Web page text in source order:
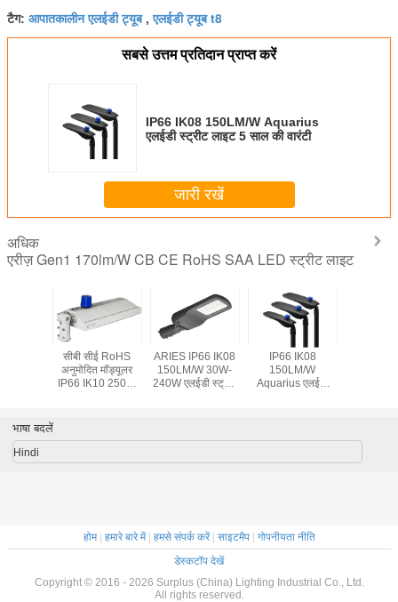
टैग: आपातकालीन एलईडी ट्यूब,एलईडी ट्यूब t8
सबसे उत्तम प्रतिदान प्राप्त करें
IP66 IK08 150LM/W Aquarius
एलईडी स्ट्रीट लाइट 5 साल की वारंटी
जारी रखें
अधिक
एरीज़ Gen1 170lm/W CB CE RoHS SAA LED स्ट्रीट लाइट
सीबी सीई RoHS
अनुमोदित मॉड्यूलर
IP66 IK10 250W
ARIES IP66 IK08
150LM/W 30W-
240W एलईडी स्ट्रीट
IP66 IK08
150LM/W
Aquarius एलईडी
भाषा बदलें
Hindi
होम| हमारे बारे में| हमसे संपर्क करें| साइटमैप| गोपनीयता नीति
डेस्कटॉप देखें
Copyright © 2016 - 2026 Surplus (China) Lighting Industrial Co., Ltd.
All rights reserved.